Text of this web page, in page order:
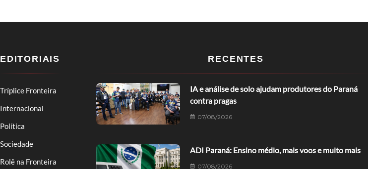
EDITORIAIS
Tríplice Fronteira
Internacional
Política
Sociedade
Rolê na Fronteira
RECENTES
IA e análise de solo ajudam produtores do Paraná
contra pragas
07/08/2026
ADI Paraná: Ensino médio, mais voos e muito mais
07/08/2026